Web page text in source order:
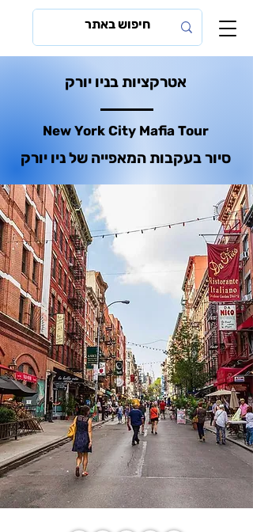
אטרקציות בניו יורק
New York City Mafia Tour
סיור בעקבות המאפייה של ניו יורק